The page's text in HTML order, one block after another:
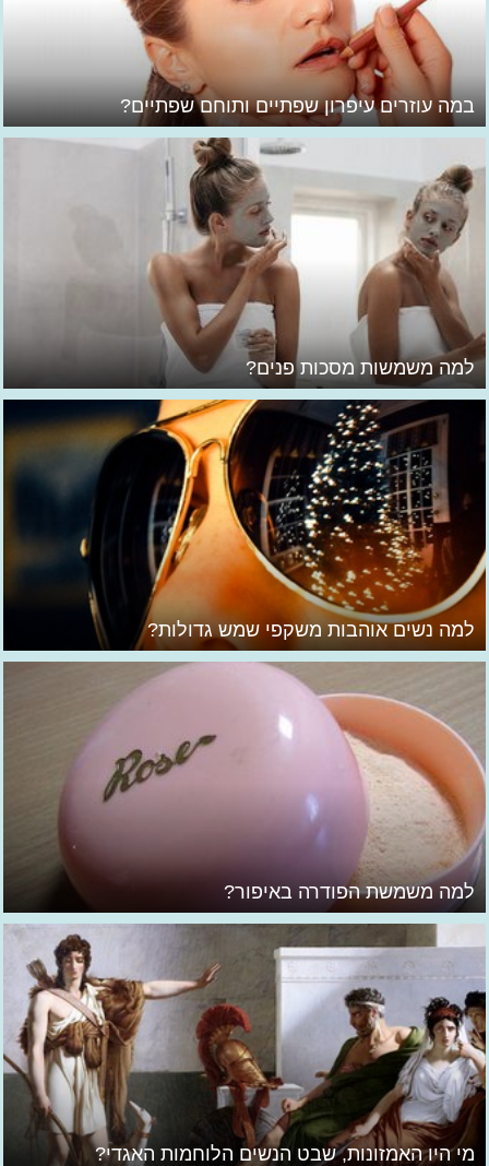
במה עוזרים עיפרון שפתיים ותוחם שפתיים?
למה משמשות מסכות פנים?
למה נשים אוהבות משקפי שמש גדולות?
למה משמשת הפודרה באיפור?
מי היו האמזונות, שבט הנשים הלוחמות האגדי?